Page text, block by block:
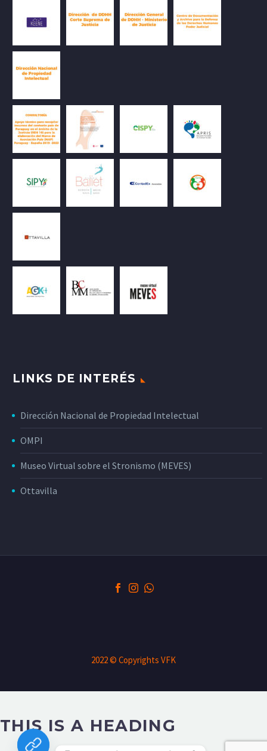
LINKS DE INTERÉS
Dirección Nacional de Propiedad Intelectual
OMPI
Museo Virtual sobre el Stronismo (MEVES)
Ottavilla
2022 © Copyrights VFK
THIS IS A HEADING